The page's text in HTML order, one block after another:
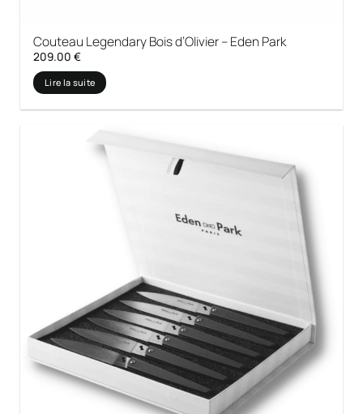
Couteau Legendary Bois d’Olivier – Eden Park
209.00€
Lire la suite